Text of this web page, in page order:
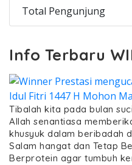
Total Pengunjung
Info Terbaru
Tibalah kita pada bulan
Allah senantiasa
khusyuk dalam beribadah
Salam hangat dan Tetap
Berprotein agar tumbuh